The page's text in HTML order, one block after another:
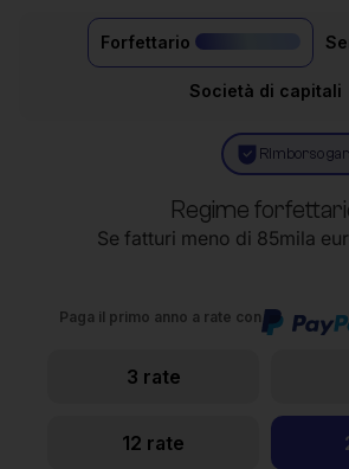
Forfettario
Società di capitali
Rimborso
Regime
Se fatturi meno di 85mila
Paga il primo anno a rate con
3 rate
12 rate